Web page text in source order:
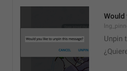
Would
Unpin